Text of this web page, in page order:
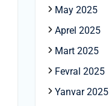
May 2025
Aprel 2025
Mart 2025
Fevral 2025
Yanvar 2025